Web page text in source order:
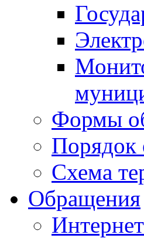
Формы
Порядок
Схема
Обращения